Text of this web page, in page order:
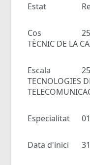
Estat
Cos
TÈCNIC DE LA
Escala
TECNOLOGIES
Especialitat
Data d'inici